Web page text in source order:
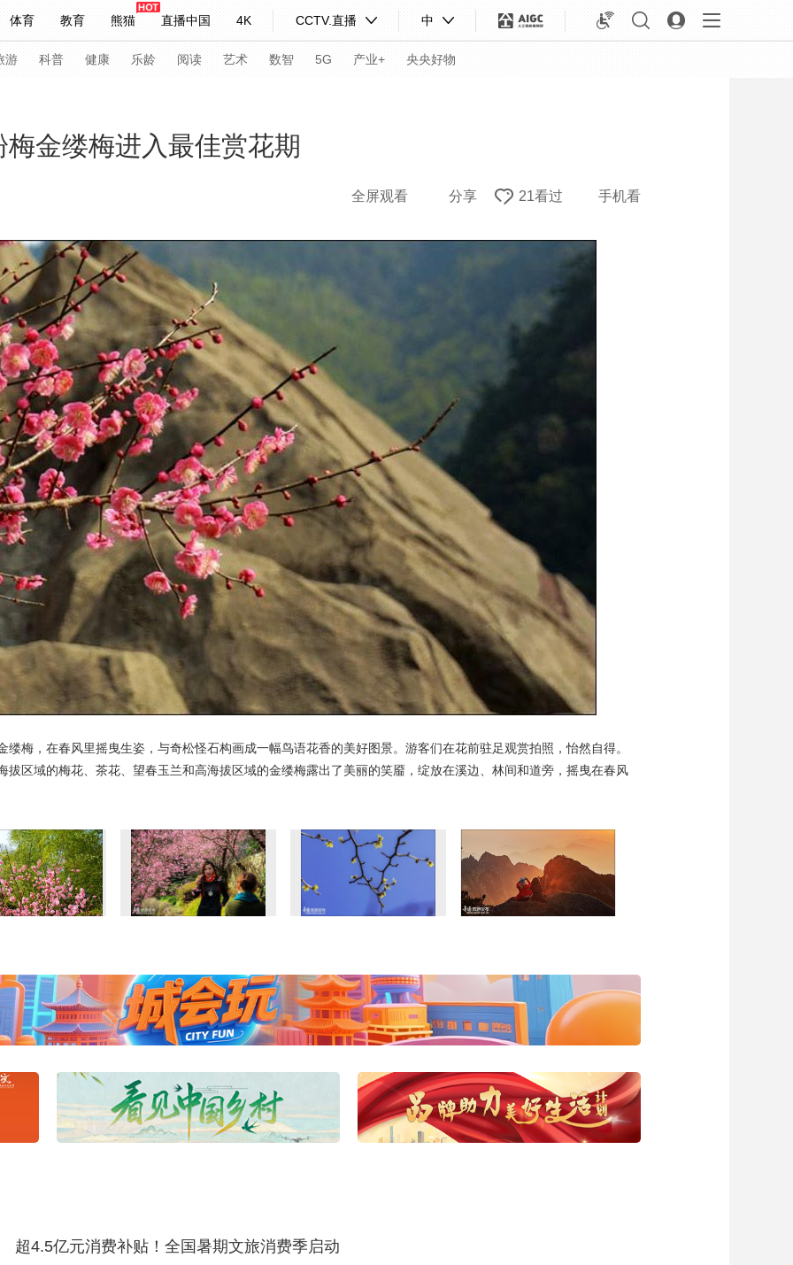
体育 教育 熊猫 直播中国 4K CCTV.直播 中
妙语 热解读 天天学习
持人 下载央视影音
游 科普 健康 乐龄 阅读 艺术 数智 5G 产业+ 央央好物
道 VR/AR 4K专区 全景新闻
入列 人生第一次 人生第二次
奥会 CBA NBA 中超 国足 国际足球 网球
体育江湖 文化体育 冰雪道路 足球道路
央博 非遗 文化 旅游 科普 健康 乐龄 阅读 艺术
云起 超级工厂 智敬中国 全民健康 颜选攻略 海洋 时尚 天气
热播榜 总台企业白名单
金缕梅进入最佳赏花期
全屏观看 分享 21看过 手机看
缕梅，在春风里摇曳生姿，与奇松怪石构画成一幅鸟语花香的美好图景。游客们在花前驻足观赏拍照，怡然自得。
拔区域的梅花、茶花、望春玉兰和高海拔区域的金缕梅露出了美丽的笑靥，绽放在溪边、林间和道旁，摇曳在春风
超4.5亿元消费补贴！全国暑期文旅消费季启动